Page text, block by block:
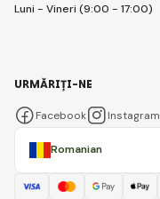
Luni - Vineri (9:00 - 17:00)
Romanian
URMĂRIȚI-NE
Facebook Instagram